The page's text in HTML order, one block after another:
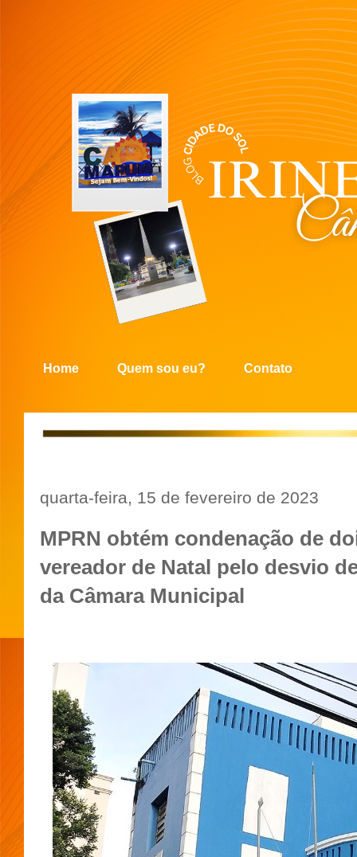
Home Quem sou eu? Contato
quarta-feira, 15 de fevereiro de 2023
MPRN obtém condenação de
vereador de Natal pelo desvio
da Câmara Municipal